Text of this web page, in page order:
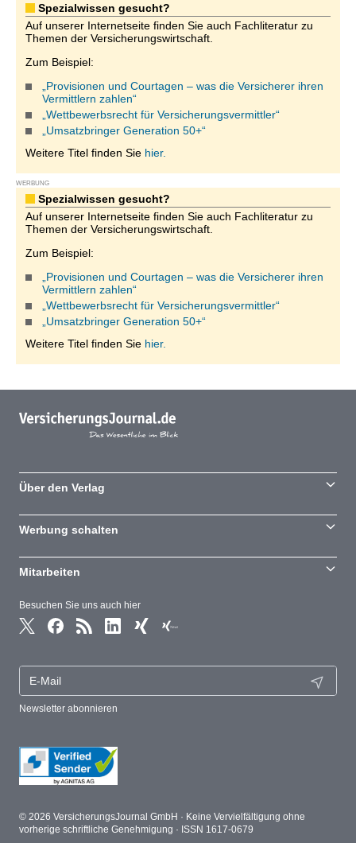
Spezialwissen gesucht?
Auf unserer Internetseite finden Sie auch Fachliteratur zu
Themen der Versicherungswirtschaft.
Zum Beispiel:
„Provisionen und Courtagen – was die Versicherer ihren
Vermittlern zahlen“
„Wettbewerbsrecht für Versicherungsvermittler“
„Umsatzbringer Generation 50+“
Weitere Titel finden Sie hier.
WERBUNG
Spezialwissen gesucht?
Auf unserer Internetseite finden Sie auch Fachliteratur zu
Themen der Versicherungswirtschaft.
Zum Beispiel:
„Provisionen und Courtagen – was die Versicherer ihren
Vermittlern zahlen“
„Wettbewerbsrecht für Versicherungsvermittler“
„Umsatzbringer Generation 50+“
Weitere Titel finden Sie hier.
Besuchen Sie uns auch hier
Newsletter abonnieren
Über den Verlag
Werbung schalten
Mitarbeiten
© 2026 VersicherungsJournal GmbH · Keine Vervielfältigung ohne
vorherige schriftliche Genehmigung · ISSN 1617-0679